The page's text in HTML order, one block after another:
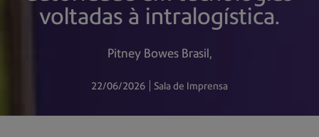
voltadas à intralogística.
Pitney Bowes Brasil
22/06/2026 Sala de Imprensa